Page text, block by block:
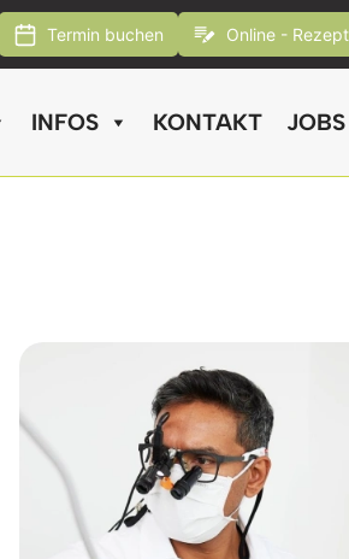
Termin buchen Online -
INFOS KONTAKT JOBS